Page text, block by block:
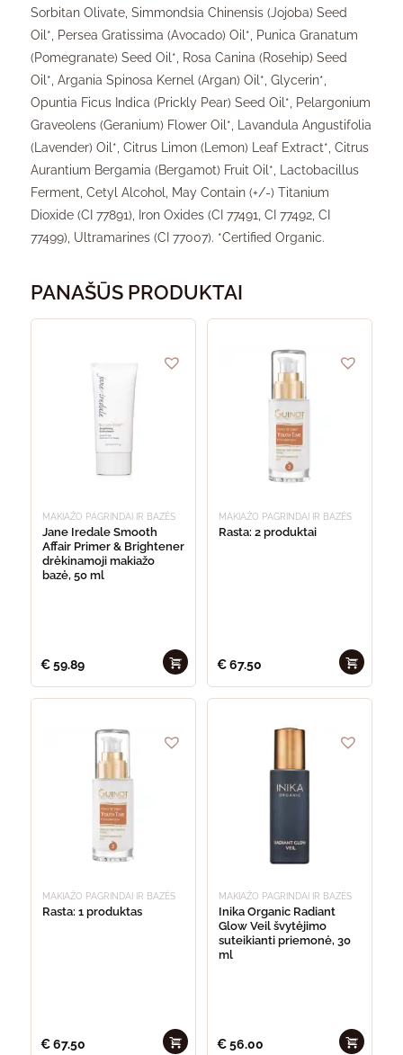
Sorbitan Olivate, Simmondsia Chinensis (Jojoba) Seed
Oil*, Persea Gratissima (Avocado) Oil*, Punica Granatum
(Pomegranate) Seed Oil*, Rosa Canina (Rosehip) Seed
Oil*, Argania Spinosa Kernel (Argan) Oil*, Glycerin*,
Opuntia Ficus Indica (Prickly Pear) Seed Oil*, Pelargonium
Graveolens (Geranium) Flower Oil*, Lavandula Angustifolia
(Lavender) Oil*, Citrus Limon (Lemon) Leaf Extract*, Citrus
Aurantium Bergamia (Bergamot) Fruit Oil*, Lactobacillus
Ferment, Cetyl Alcohol, May Contain (+/-) Titanium
Dioxide (CI 77891), Iron Oxides (CI 77491, CI 77492, CI
77499), Ultramarines (CI 77007). *Certified Organic.
PANAŠŪS PRODUKTAI
MAKIAŽO PAGRINDAI IR BAZĖS
Jane Iredale Smooth
Affair Primer & Brightener
drėkinamoji makiažo
bazė, 50 ml
€59.89
MAKIAŽO PAGRINDAI IR BAZĖS
Rasta: 2 produktai
€67.50
MAKIAŽO PAGRINDAI IR BAZĖS
Rasta: 1 produktas
€67.50
MAKIAŽO PAGRINDAI IR BAZĖS
Inika Organic Radiant
Glow Veil švytėjimo
suteikianti priemonė, 30
ml
€56.00